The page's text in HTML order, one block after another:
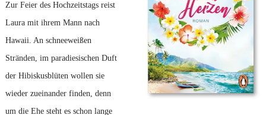
Zur Feier des Hochzeitstags reist
Laura mit ihrem Mann nach
Hawaii. An schneeweißen
Stränden, im paradiesischen Duft
der Hibiskusblüten wollen sie
wieder zueinander finden, denn
um die Ehe steht es schon lange